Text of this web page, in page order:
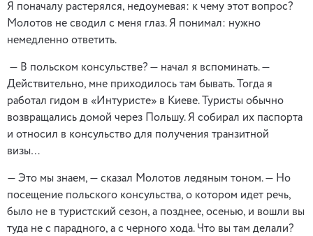
Я поначалу растерялся, недоумевая: к чему этот вопрос?
Молотов не сводил с меня глаз. Я понимал: нужно
немедленно ответить.
— В польском консульстве? — начал я вспоминать. —
Действительно, мне приходилось там бывать. Тогда я
работал гидом в «Интуристе» в Киеве. Туристы обычно
возвращались домой через Польшу. Я собирал их паспорта
и относил в консульство для получения транзитной
визы…
— Это мы знаем, — сказал Молотов ледяным тоном. — Но
посещение польского консульства, о котором идет речь,
было не в туристский сезон, а позднее, осенью, и вошли вы
туда не с парадного, а с черного хода. Что вы там делали?